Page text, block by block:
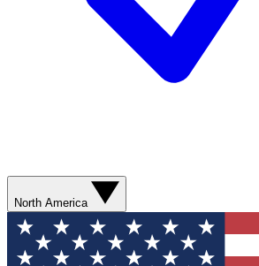
North America